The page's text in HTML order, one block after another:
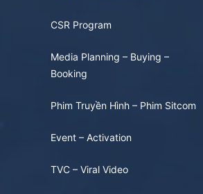
CSR Program
Media Planning – Buying –
Booking
Phim Truyền Hình – Phim Sitcom
Event – Activation
TVC – Viral Video